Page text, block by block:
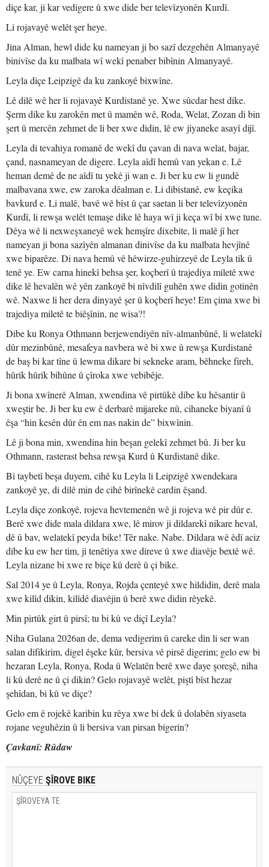
diçe kar, ji kar vedigere û xwe dide ber televîzyonên Kurdî.
Li rojavayê welêt şer heye.
Jina Alman, hewl dide ku nameyan ji bo sazî dezgehên Almanyayê
binivîse da ku malbata wî wekî penaber bibînin Almanyayê.
Leyla diçe Leipzigê da ku zankoyê bixwîne.
Lê dilê wê her li rojavayê Kurdistanê ye. Xwe sûcdar hest dike.
Şerm dike ku zarokên met û mamên wê, Roda, Welat, Zozan di bin
şert û mercên zehmet de li ber xwe didin, lê ew jiyaneke asayî dijî.
Leyla di tevahiya romanê de wekî du çavan di nava welat, bajar,
çand, nasnameyan de digere. Leyla aîdî hemû van yekan e. Lê
heman demê de ne aîdî tu yekê ji wan e. Ji ber ku ew li gundê
malbavana xwe, ew zaroka dêalman e. Li dibistanê, ew keçika
bavkurd e. Li malê, bavê wê bîst û çar saetan li ber televîzyonên
Kurdî, li rewşa welêt temaşe dike lê haya wî ji keça wî bi xwe tune.
Dêya wê li nexweşxaneyê wek hemşîre dixebite, li malê jî her
nameyan ji bona sazîyên almanan dinivîse da ku malbata hevjînê
xwe biparêze. Di nava hemû vê hêwirze-guhirzeyê de Leyla tik û
tenê ye. Ew carna hinekî behsa şer, koçberî û trajediya miletê xwe
dike lê hevalên wê yên zankoyê bi nîvdilî guhên xwe didin gotinên
wê. Naxwe li her dera dinyayê şer û koçberî heye! Em çima xwe bi
trajediya miletê te biêşînin, ne wisa?!
Dibe ku Ronya Othmann berjewendiyên nîv-almanbûnê, li welatekî
dûr mezinbûnê, mesafeya navbera wê bi xwe û rewşa Kurdistanê
de baş bi kar tîne û lewma dikare bi sekneke aram, bêhneke fireh,
hûrik hûrik bihûne û çîroka xwe vebibêje.
Ji bona xwînerê Alman, xwendina vê pirtûkê dibe ku hêsantir û
xweştir be. Ji ber ku ew ê derbarê mijareke nû, cihaneke biyanî û
êşa “hin kesên dûr ên em nas nakin de” bixwînin.
Lê ji bona min, xwendina hin beşan gelekî zehmet bû. Ji ber ku
Othmann, rasterast behsa rewşa Kurd û Kurdistanê dike.
Bi taybetî beşa duyem, cihê ku Leyla li Leipzigê xwendekara
zankoyê ye, di dilê min de cihê birînekê cardin êşand.
Leyla diçe zonkoyê, rojeva hevtemenên wê ji rojeva wê pir dûr e.
Berê xwe dide mala dildara xwe, lê mirov ji dildarekî nikare heval,
dê û bav, welatekî peyda bike! Têr nake. Nabe. Dildara wê êdî aciz
dibe ku ew her tim, ji tenêtiya xwe direve û xwe diavêje bextê wê.
Leyla nizane bi xwe re biçe kû derê û çi bike.
Sal 2014 ye û Leyla, Ronya, Rojda çenteyê xwe hildidin, derê mala
xwe kilîd dikin, kilîdê diavêjin û berê xwe didin rêyekê.
Min pirtûk girt û pirsî; tu bi kû ve diçî Leyla?
Niha Gulana 2026an de, dema vedigerim û careke din li ser wan
salan difikirim, digel êşeke kûr, bersiva vê pirsê digerim; gelo ew bi
hezaran Leyla, Ronya, Roda û Welatên berê xwe daye şoreşê, niha
li kû derê ne û çi dikin? Gelo rojavayê welêt, piştî bîst hezar
şehîdan, bi kû ve diçe?
Gelo em ê rojekê karibin ku rêya xwe bi dek û dolabên siyaseta
rojane veguhêzin û li bersiva van pirsan bigerin?
Çavkanî: Rûdaw
NÛÇEYE ŞÎROVE BIKE